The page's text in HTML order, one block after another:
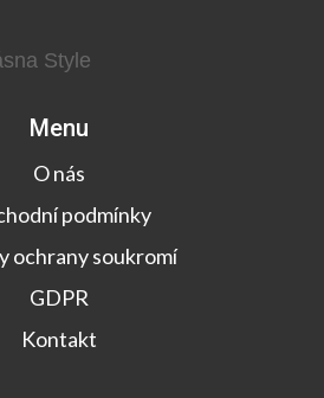
Menu
O nás
podmínky
ochrany soukromí
GDPR
Kontakt